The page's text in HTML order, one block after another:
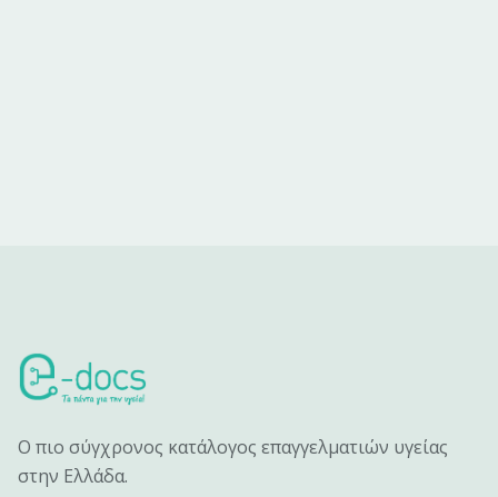
Ο πιο σύγχρονος κατάλογος επαγγελματιών υγείας
στην Ελλάδα.